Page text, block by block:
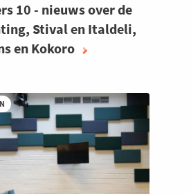
10 - nieuws over de
Stival en Italdeli,
en Kokoro